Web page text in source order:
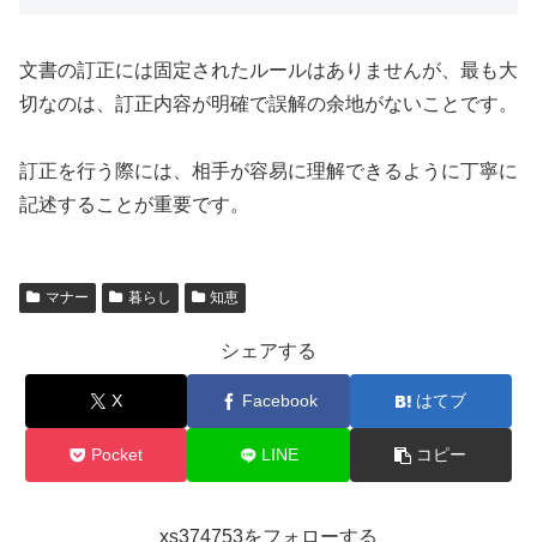
文書の訂正には固定されたルールはありませんが、最も大
切なのは、訂正内容が明確で誤解の余地がないことです。
訂正を行う際には、相手が容易に理解できるように丁寧に
記述することが重要です。
マナー 暮らし 知恵
シェアする
X Facebook はてブ
Pocket LINE コピー
xs374753をフォローする